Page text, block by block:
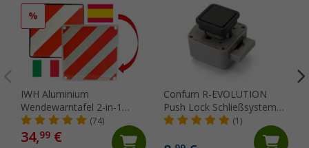
%
IWH Aluminium
Wendewarntafel 2-in-1
Italien / Spanien 50 x 50 cm
(74)
34,99 €
Confurn R-EVOLUTION
Push Lock Schließsystem
CV schwarz
(1)